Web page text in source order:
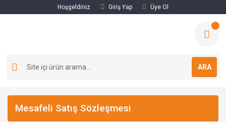
Hoşgeldiniz Giriş Yap Üye Ol
ARA
Mesafeli Satış Sözleşmesi